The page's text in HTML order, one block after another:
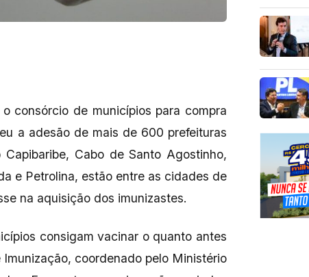
consórcio de municípios para compra
a adesão de mais de 600 prefeituras
Cabo de Santo Agostinho,
e Petrolina, estão entre as cidades de
na aquisição dos imunizastes.
consigam vacinar o quanto antes
coordenado pelo Ministério